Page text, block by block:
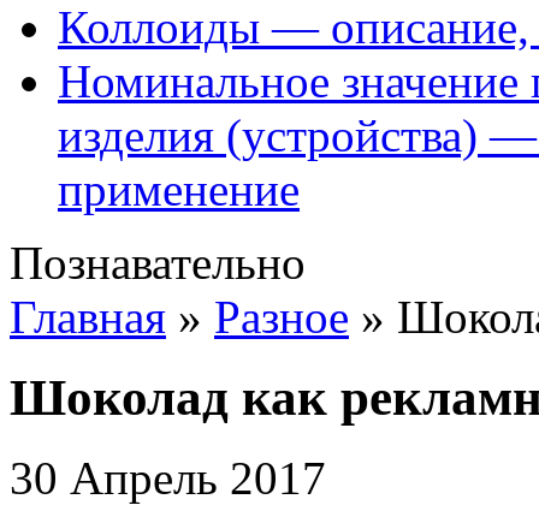
Коллоиды — описание,
Номинальное значение
изделия (устройства)
применение
Познавательно
Главная » Разное »
Шоколад как
30 Апрель 2017